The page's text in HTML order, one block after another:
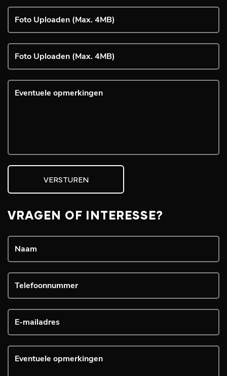
Foto Uploaden (Max. 4MB)
Foto Uploaden (Max. 4MB)
VERSTUREN
VRAGEN OF INTERESSE?